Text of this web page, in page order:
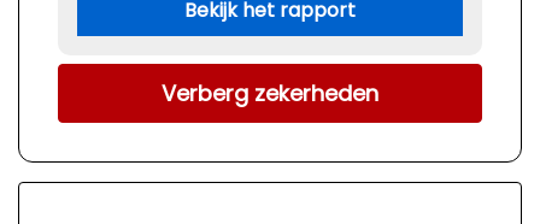
Bekijk het rapport
Verberg zekerheden